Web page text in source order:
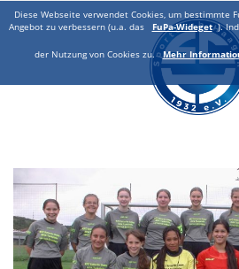
Diese Webseite verwendet Cookies, um bestimmte
Angebot zu verbessern (u.a. das
FuPa-Wideget ).
der Nutzung von Cookies zu. Mehr